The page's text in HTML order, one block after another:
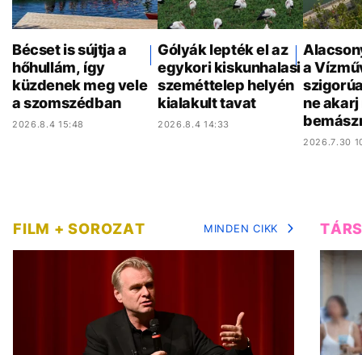
Bécset is sújtja a
hőhullám, így
küzdenek meg vele
a szomszédban
2026.8.4 15:48
Gólyák lepték el az
egykori kiskunhalasi
szeméttelep helyén
kialakult tavat
2026.8.4 14:33
a
ne
2026.7.30
FILM + SOROZAT MINDEN CIKK